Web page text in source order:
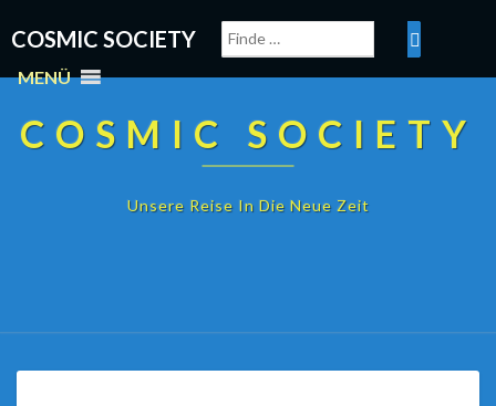
COSMIC SOCIETY
MENÜ
COSMIC SOCIETY
Unsere Reise In Die Neue Zeit